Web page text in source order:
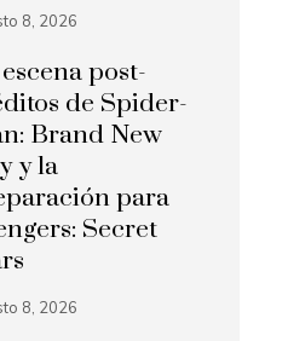
8, 2026
post-
de Spider-
Brand New
y la
para
Secret
8, 2026